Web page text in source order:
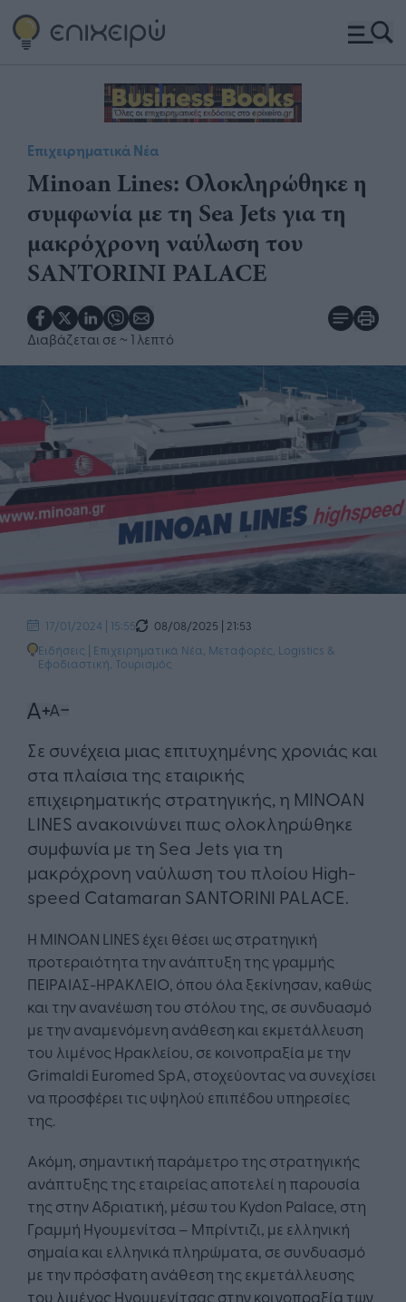
Επιχειρηματικά Νέα
​Minoan Lines: Ολοκληρώθηκε η
συμφωνία με τη Sea Jets για τη
μακρόχρονη ναύλωση του
SANTORINI PALACE​
Διαβάζεται σε ~ 1 λεπτό
17/01/2024 | 15:55
08/08/2025 | 21:53
Ειδήσεις | Επιχειρηματικά Νέα Μεταφορές, Logistics &
Εφοδιαστική Τουρισμός
Σε συνέχεια μιας επιτυχημένης χρονιάς και
στα πλαίσια της εταιρικής
επιχειρηματικής στρατηγικής, η ΜΙΝΟΑΝ
LINES ανακοινώνει πως ολοκληρώθηκε
συμφωνία με τη Sea Jets για τη
μακρόχρονη ναύλωση του πλοίου High-
speed Catamaran SANTORINI PALACE.
Η ΜΙΝΟΑΝ LINES έχει θέσει ως στρατηγική
προτεραιότητα την ανάπτυξη της γραμμής
ΠΕΙΡΑΙΑΣ-ΗΡΑΚΛΕΙΟ, όπου όλα ξεκίνησαν, καθώς
και την ανανέωση του στόλου της, σε συνδυασμό
με την αναμενόμενη ανάθεση και εκμετάλλευση
του λιμένος Ηρακλείου, σε κοινοπραξία με την
Grimaldi Euromed SpA, στοχεύοντας να συνεχίσει
να προσφέρει τις υψηλού επιπέδου υπηρεσίες
της.
Ακόμη, σημαντική παράμετρο της στρατηγικής
ανάπτυξης της εταιρείας αποτελεί η παρουσία
της στην Αδριατική, μέσω του Kydon Palace, στη
Γραμμή Ηγουμενίτσα – Μπρίντιζι, με ελληνική
σημαία και ελληνικά πληρώματα, σε συνδυασμό
με την πρόσφατη ανάθεση της εκμετάλλευσης
του λιμένος Ηγουμενίτσας στην κοινοπραξία των